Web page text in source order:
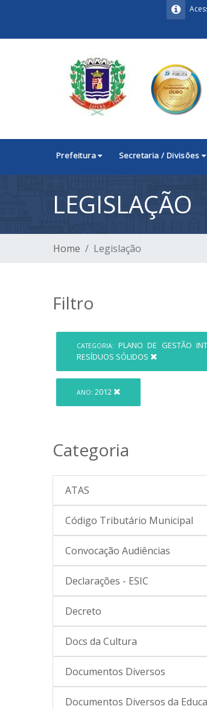
Prefeitura Secretaria / Divisões
LEGISLAÇÃO
Home Legislação
Filtro
CATEGORIA: PLANO DE GESTÃO
RESÍDUOS SÓLIDOS
ANO: 2012
Categoria
ATAS
Código Tributário Municipal
Convocação Audiências
Declarações - ESIC
Decreto
Docs da Cultura
Documentos Diversos
Documentos Diversos da